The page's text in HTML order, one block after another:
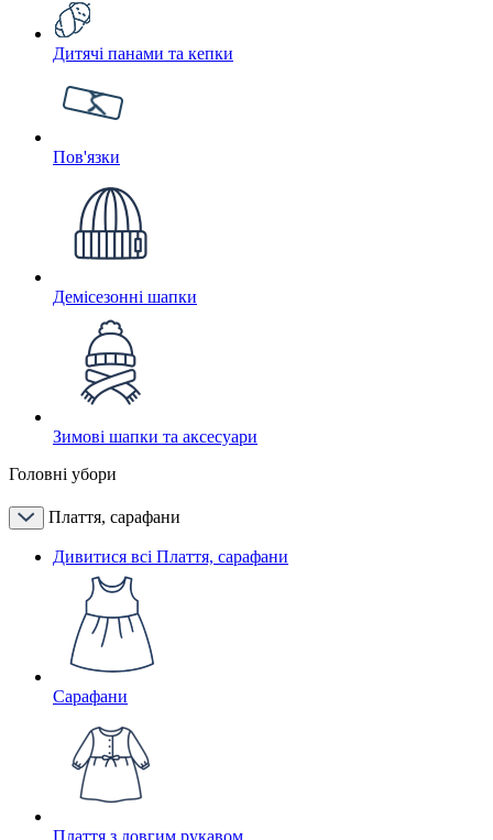
Дитячі панами та кепки
Пов'язки
Демісезонні шапки
Зимові шапки та аксесуари
Головні убори
Плаття, сарафани
Дивитися всі Плаття, сарафани
Сарафани
Плаття з довгим рукавом